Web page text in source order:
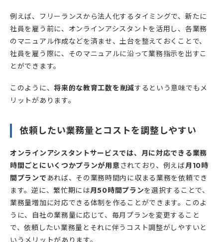
例えば、フリーランスから法人化するタイミングで、新たに
社員を雇う前に、オンラインアシスタントを活用し、各業務
のマニュアル作成などを済ませ、土台を整えておくことで、
社員を雇う際に、そのマニュアルに沿って業務指示を出すこ
とができます。
このように、将来的な教育工数を削減するという意味でもメ
リットがあります。
依頼したい業務量とコストを調整しやすい
オンラインアシスタントサービスでは、月に対応できる業務
時間ごとにいくつかプランが用意されており、例えば月10時
間プランで あれば、その業務時間内に収まる業務を依頼でき
ます。逆に、繁忙期には月50時間プランを選択することで、
業務量増加に対応できる体制を作ることができます。このよ
うに、自社の業務量に応じて、毎月プランを変更すること
で、依頼したい業務量とそれに伴うコスト調整がしやすいと
いうメリットがあります。